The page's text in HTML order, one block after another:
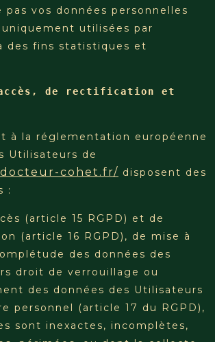
pas vos données personnelles
utilisées par
des fins statistiques et
de rectification et
à la réglementation européenne
Utilisateurs de
cohet.fr/ disposent des
:
(article 15 RGPD) et de
(article 16 RGPD), de mise à
des données des
droit de verrouillage ou
des données des Utilisateurs
personnel (article 17 du RGPD),
sont inexactes, incomplètes,